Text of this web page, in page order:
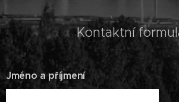
Kontaktní
Jméno a příjmení